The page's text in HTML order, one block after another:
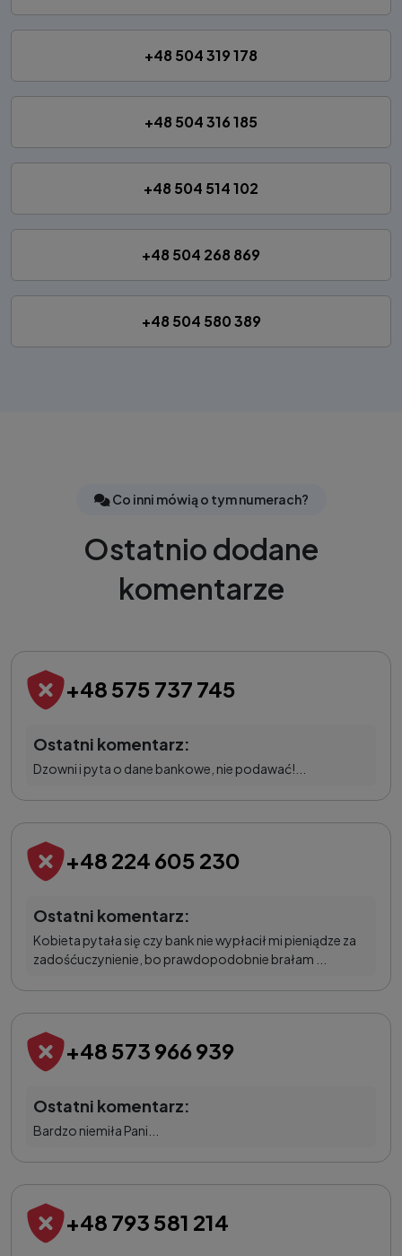
+48 504 319 178
+48 504 316 185
+48 504 514 102
+48 504 268 869
+48 504 580 389
Co inni mówią o tym numerach?
Ostatnio dodane
komentarze
+48 575 737 745
Ostatni komentarz:
Dzowni i pyta o dane bankowe, nie podawać!...
+48 224 605 230
Ostatni komentarz:
Kobieta pytała się czy bank nie wypłacił mi pieniądze za
zadośćuczynienie, bo prawdopodobnie brałam ...
+48 573 966 939
Ostatni komentarz:
Bardzo niemiła Pani...
+48 793 581 214